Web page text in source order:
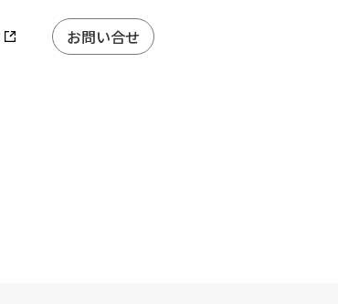
お問い合せ